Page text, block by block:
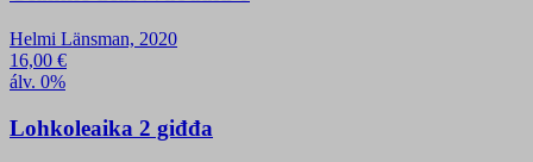
Helmi Länsman, 2020
16,00 €
álv. 0%
Lohkoleaika 2 giđđa